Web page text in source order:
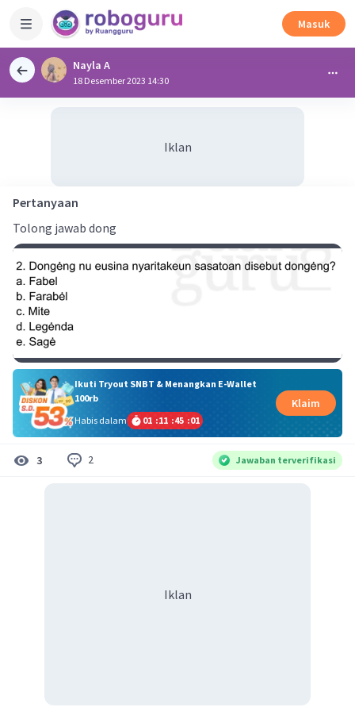
Masuk
Nayla A
18 Desember 2023 14:30
Iklan
Pertanyaan
Tolong jawab dong
Ikuti Tryout SNBT & Menangkan E-Wallet
100rb
Habis dalam
01 :11 :45 :01
Klaim
3 2 Jawaban terverifikasi
Iklan